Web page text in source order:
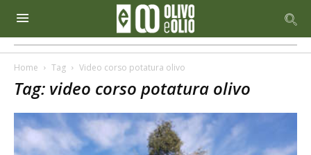
Home Tag Video corso potatura olivo
Tag: video corso potatura olivo